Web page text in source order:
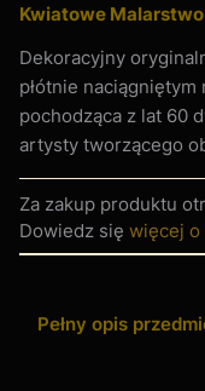
Kwiatowe Malarstwo
Dekoracyjny
płótnie
pochodząca z lat 60
artysty tworzącego
Za zakup produktu
Dowiedz się więcej o
Pełny opis